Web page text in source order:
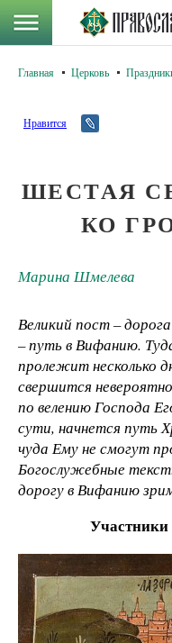
Главная Церковь
Нравится
ШЕСТАЯ
КО
Марина Шмелева
Великий пост –
– путь в Вифанию.
пролежит несколько
свершится
по велению Господа
сути, начнется путь
чуда Ему не смогут
Богослужебные
дорогу в Вифанию
Участники